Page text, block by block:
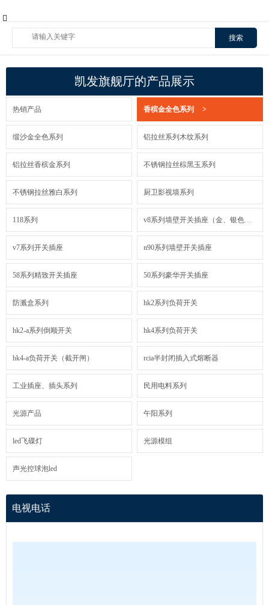
搜索
凯发旗舰厅的产品展示
热销产品 香槟金全色系列 >
缎沙金全色系列 铝拉丝系列木纹系列
铝拉丝香槟金系列 不锈钢拉丝棕黑玉系列
不锈钢拉丝雅白系列 厨卫影视墙系列
118系列
v7系列开关插座 n90系列墙壁开关插座
58系列精致开关插座 50系列豪华开关插座
防溅盒系列 hk2系列负荷开关
hk2-a系列倒顺开关 hk4系列负荷开关
hk4-a负荷开关（截开闸） rcia半封闭插入式熔断器
工业插座、插头系列 民用电料系列
光源产品 午阳系列
led飞碟灯 光源模组
声光控球泡led
电视电话